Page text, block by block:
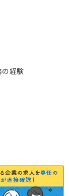
経験